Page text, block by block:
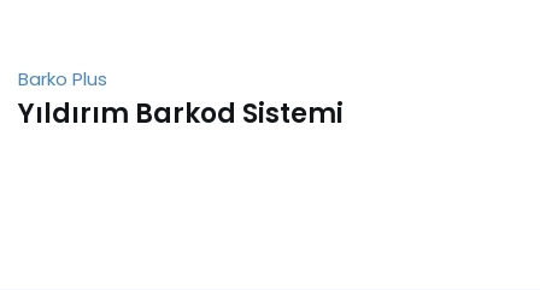
Barko Plus
Yıldırım Barkod Sistemi